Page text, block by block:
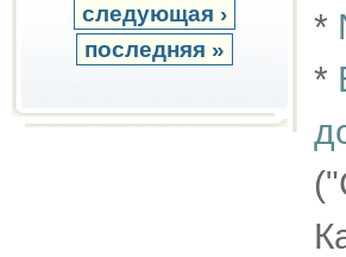
следующая ›
последняя »
*
*